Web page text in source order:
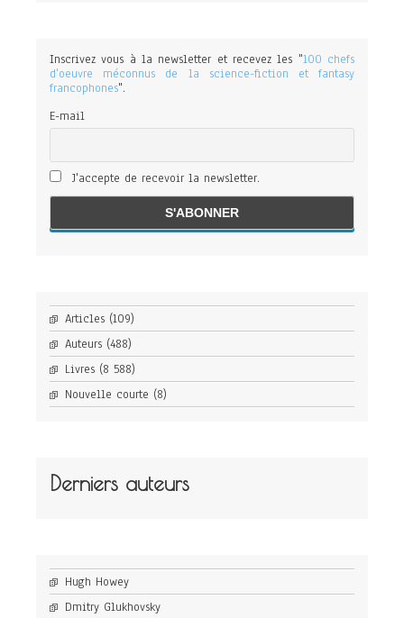
Inscrivez vous à la newsletter et recevez les "100 chefs
d'oeuvre méconnus de la science-fiction et fantasy
francophones".
E-mail
J'accepte de recevoir la newsletter.
Articles (109)
Auteurs (488)
Livres (8 588)
Nouvelle courte (8)
Derniers auteurs
Hugh Howey
Dmitry Glukhovsky